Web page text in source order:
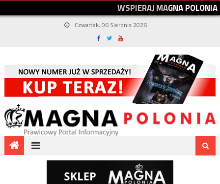
WSPIERAJMAGNAPOLONIA
Czwartek, 06 Sierpnia 2026